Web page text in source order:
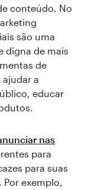
conteúdo. No
são uma
digna de mais
de
a
educar
nas
para
para suas
exemplo,